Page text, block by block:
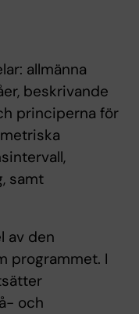
allmänna
beskrivande
principerna för
samt
av den
programmet. I
och